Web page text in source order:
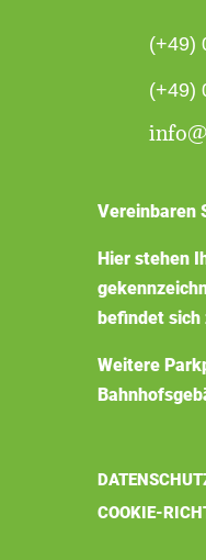
(+49)
(+49)
Vereinbaren
Hier stehen
befindet sich
Weitere
COOKIE-